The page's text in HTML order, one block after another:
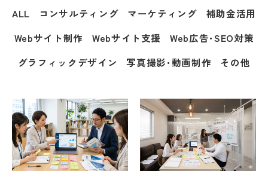
ALL コンサルティング マーケティング
補助金活用
Webサイト制作
Webサイト支援
Web広告･SEO対策
グラフィックデザイン
写真撮影･動画制作 その他